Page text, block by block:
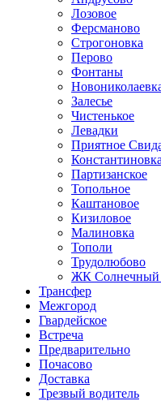
Лозовое
Ферсманово
Строгоновка
Перово
Фонтаны
Залесье
Чистенькое
Левадки
Приятное
Константиновка
Партизанское
Топольное
Каштановое
Кизиловое
Малиновка
Тополи
Трудолюбово
ЖК Солнечный
Трансфер
Межгород
Гвардейское
Встреча
Предварительно
Почасово
Доставка
Трезвый водитель